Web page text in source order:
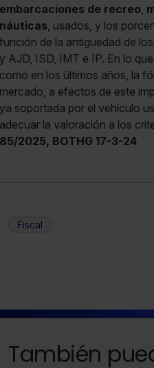
embarcaciones de recreo,
náuticas, usados, y los
función de la antigüedad de
y AJD, ISD, IMT e IP. En lo
como en los últimos años, la
mercado, a efectos de este
ya soportada por el vehículo
adecuar la valoración a los
85/2025, BOTHG 17-3-24
Fiscal
También